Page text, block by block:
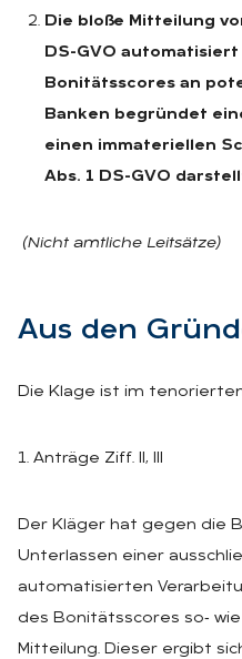
Die bloße Mitteilung
DS-GVO
Bonitätsscores an
Banken begründet
einen immateriellen
Abs. 1 DS-GVO
(Nicht amtliche Leitsätze)
Aus den
Die Klage ist im
1. Anträge Ziff. II, III
Der Kläger hat gegen die
Unterlassen einer
automatisierten
des Bonitätsscores so‑
Mitteilung. Dieser ergibt